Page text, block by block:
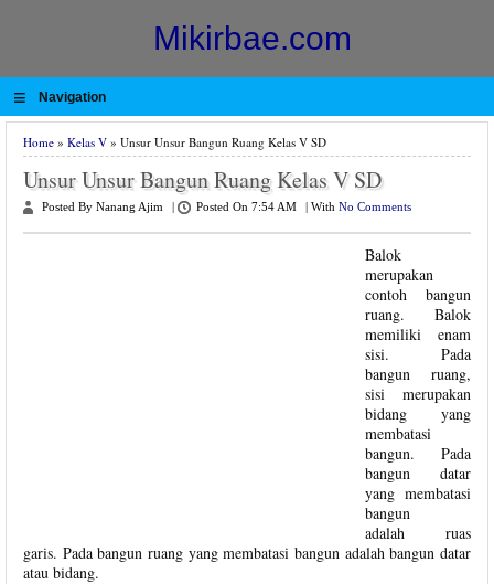
Mikirbae.com
≡ Navigation
Home » Kelas V » Unsur Unsur Bangun Ruang Kelas V SD
Unsur Unsur Bangun Ruang Kelas V SD
Posted By Nanang Ajim Posted On 7:54 AM With No Comments
Balok
merupakan
contoh bangun
ruang. Balok
memiliki enam
sisi. Pada
bangun ruang,
sisi merupakan
bidang yang
membatasi
bangun. Pada
bangun datar
yang membatasi
bangun
adalah ruas
garis. Pada bangun ruang yang membatasi bangun adalah bangun datar
atau bidang.